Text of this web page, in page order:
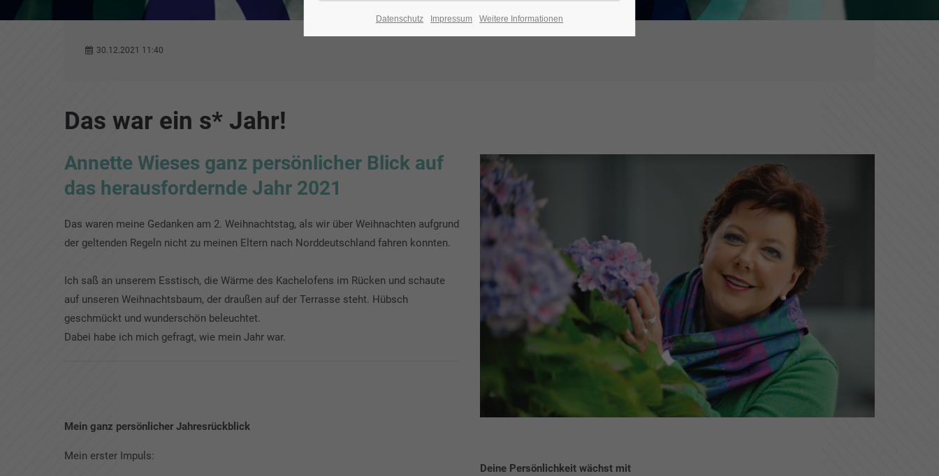
30.12.2021 11:40
Das war ein s* Jahr!
Annette Wieses ganz persönlicher Blick auf
das herausfordernde Jahr 2021
Das waren meine Gedanken am 2. Weihnachtstag, als wir über Weihnachten aufgrund
der geltenden Regeln nicht zu meinen Eltern nach Norddeutschland fahren konnten.
Ich saß an unserem Esstisch, die Wärme des Kachelofens im Rücken und schaute
auf unseren Weihnachtsbaum, der draußen auf der Terrasse steht. Hübsch
geschmückt und wunderschön beleuchtet.
Dabei habe ich mich gefragt, wie mein Jahr war.
Mein ganz persönlicher Jahresrückblick
Mein erster Impuls:
Deine Persönlichkeit wächst mit
Datenschutz Impressum Weitere Informationen